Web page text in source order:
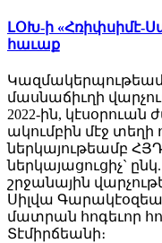
ԼՕԽ-ի «Հռիփսիմէ-
հաւաք
մասնաճիւղի
2022-ին, կէսօրուան
ակումբին մէջ
ներկայութեամբ
ներկայացուցիչ`
շրջանային
Սիլվա
մատրան հոգեւոր
Տէմիրճեանի։